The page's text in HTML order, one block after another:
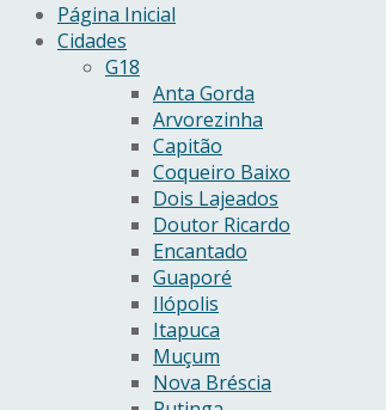
Página Inicial
Cidades
G18
Anta Gorda
Arvorezinha
Capitão
Coqueiro Baixo
Dois Lajeados
Doutor Ricardo
Encantado
Guaporé
Ilópolis
Itapuca
Muçum
Nova Bréscia